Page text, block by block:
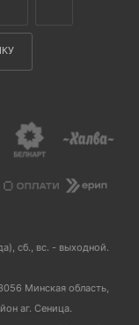
сб., вс. - выходной.
Минская область,
аг. Сеница.